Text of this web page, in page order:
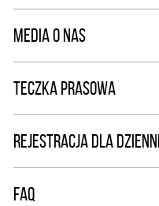
MEDIA O NAS
TECZKA PRASOWA
REJESTRACJA DLA
FAQ